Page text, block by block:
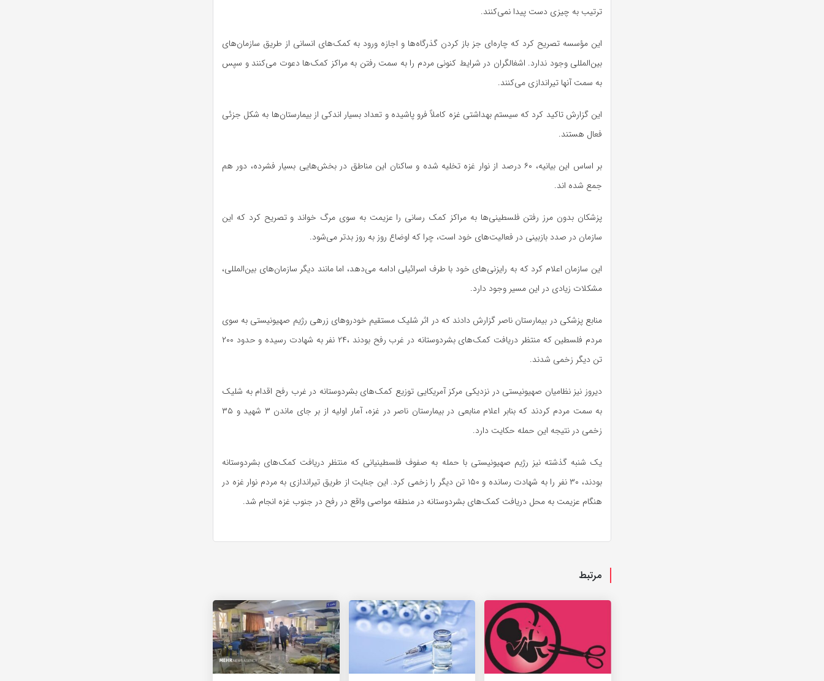
ترتیب به چیزی دست پیدا نمی‌کنند.
این مؤسسه تصریح کرد که چاره‌ای جز باز کردن گذرگاه‌ها و اجازه ورود به کمک‌های انسانی از طریق سازمان‌های
بین‌المللی وجود ندارد. اشغالگران در شرایط کنونی مردم را به سمت رفتن به مراکز کمک‌ها دعوت می‌کنند و سپس
به سمت آنها تیراندازی می‌کنند.
این گزارش تاکید کرد که سیستم بهداشتی غزه کاملاً فرو پاشیده و تعداد بسیار اندکی از بیمارستان‌ها به شکل جزئی
فعال هستند.
بر اساس این بیانیه، ۶۰ درصد از نوار غزه تخلیه شده و ساکنان این مناطق در بخش‌هایی بسیار فشرده، دور هم
جمع شده اند.
پزشکان بدون مرز رفتن فلسطینی‌ها به مراکز کمک رسانی را عزیمت به سوی مرگ خواند و تصریح کرد که این
سازمان در صدد بازبینی در فعالیت‌های خود است، چرا که اوضاع روز به روز بدتر می‌شود.
این سازمان اعلام کرد که به رایزنی‌های خود با طرف اسرائیلی ادامه می‌دهد، اما مانند دیگر سازمان‌های بین‌المللی،
مشکلات زیادی در این مسیر وجود دارد.
منابع پزشکی در بیمارستان ناصر گزارش دادند که در اثر شلیک مستقیم خودروهای زرهی رژیم صهیونیستی به سوی
مردم فلسطین که منتظر دریافت کمک‌های بشردوستانه در غرب رفح
بودند ،۲۴ نفر به شهادت رسیده و حدود ۲۰۰
تن دیگر زخمی شدند.
دیروز نیز نظامیان صهیونیستی در نزدیکی مرکز آمریکایی توزیع کمک‌های بشردوستانه در غرب رفح اقدام به شلیک
به سمت مردم کردند کهبنابر
اعلام منابعی در بیمارستان ناصر در غزه، آمار اولیه از بر جای ماندن ۳ شهید و ۳۵
زخمی در نتیجه این حمله حکایت دارد.
یک شنبه گذشته نیز رژیم صهیونیستی با حمله به صفوف فلسطینیانی که منتظر دریافت کمک‌های بشردوستانه
بودند، ۳۰ نفر را به شهادت رسانده و ۱۵۰ تن دیگر را زخمی کرد. این جنایت از طریق تیراندازی به مردم نوار غزه در
هنگام عزیمت به محل دریافت کمک‌های بشردوستانه در منطقه مواصی واقع در رفح در جنوب غزه انجام شد.
مرتبط